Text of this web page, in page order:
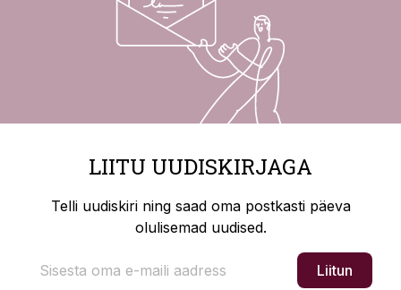
LIITU UUDISKIRJAGA
Telli uudiskiri ning saad oma postkasti päeva
olulisemad uudised.
Liitun